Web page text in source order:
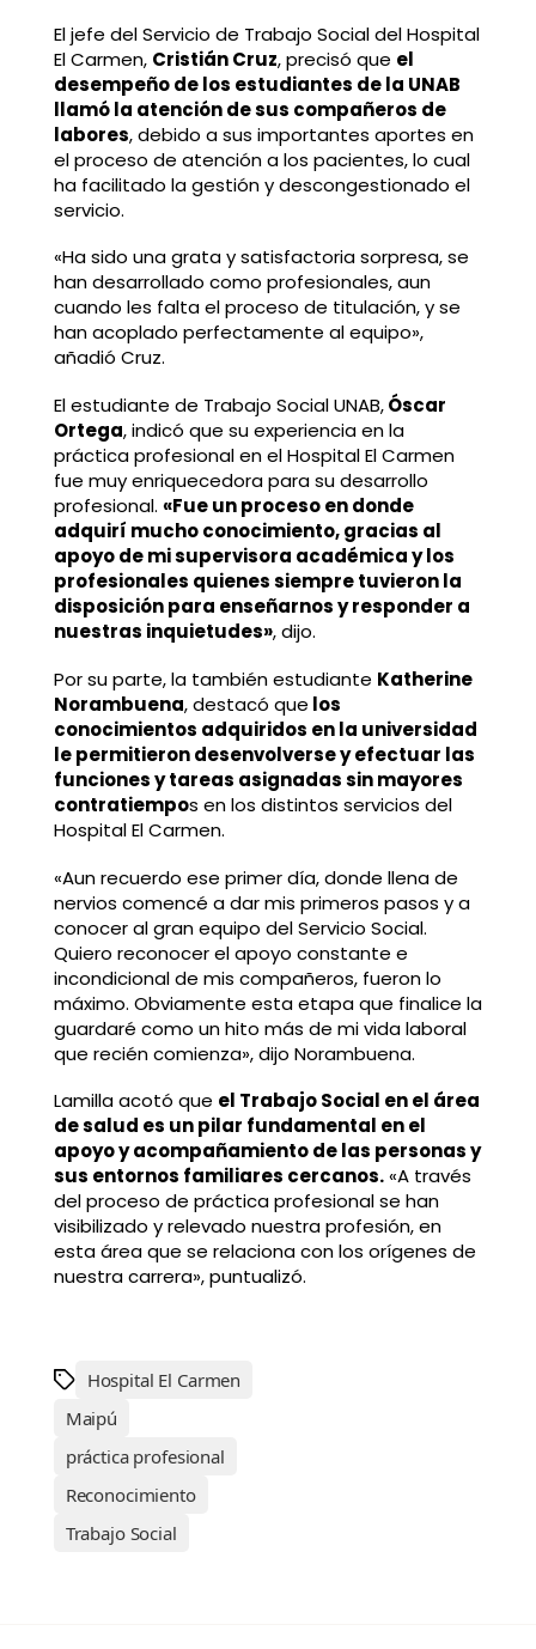
El jefe del Servicio de Trabajo Social del Hospital
El Carmen, Cristián Cruz, precisó que el
desempeño de los estudiantes de la UNAB
llamó la atención de sus compañeros de
labores, debido a sus importantes aportes en
el proceso de atención a los pacientes, lo cual
ha facilitado la gestión y descongestionado el
servicio.
«Ha sido una grata y satisfactoria sorpresa, se
han desarrollado como profesionales, aun
cuando les falta el proceso de titulación, y se
han acoplado perfectamente al equipo»,
añadió Cruz.
El estudiante de Trabajo Social UNAB,Óscar
Ortega, indicó que su experiencia en la
práctica profesional en el Hospital El Carmen
fue muy enriquecedora para su desarrollo
profesional. «Fue un proceso en donde
adquirí mucho conocimiento, gracias al
apoyo de mi supervisora académica y los
profesionales quienes siempre tuvieron la
disposición para enseñarnos y responder a
nuestras inquietudes», dijo.
Por su parte, la también estudiante Katherine
Norambuena, destacó que los
conocimientos adquiridos en la universidad
le permitieron desenvolverse y efectuar las
funciones y tareas asignadas sin mayores
contratiempos en los distintos servicios del
Hospital El Carmen.
«Aun recuerdo ese primer día, donde llena de
nervios comencé a dar mis primeros pasos y a
conocer al gran equipo del Servicio Social.
Quiero reconocer el apoyo constante e
incondicional de mis compañeros, fueron lo
máximo. Obviamente esta etapa que finalice la
guardaré como un hito más de mi vida laboral
que recién comienza», dijo Norambuena.
Lamilla acotó que el Trabajo Social en el área
de salud es un pilar fundamental en el
apoyo y acompañamiento de las personas y
sus entornos familiares cercanos.«A través
del proceso de práctica profesional se han
visibilizado y relevado nuestra profesión, en
esta área que se relaciona con los orígenes de
nuestra carrera», puntualizó.
Hospital El Carmen
Maipú
práctica profesional
Reconocimiento
Trabajo Social